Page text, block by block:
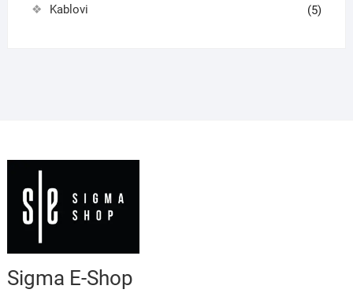
Kablovi (5)
Sigma E-Shop